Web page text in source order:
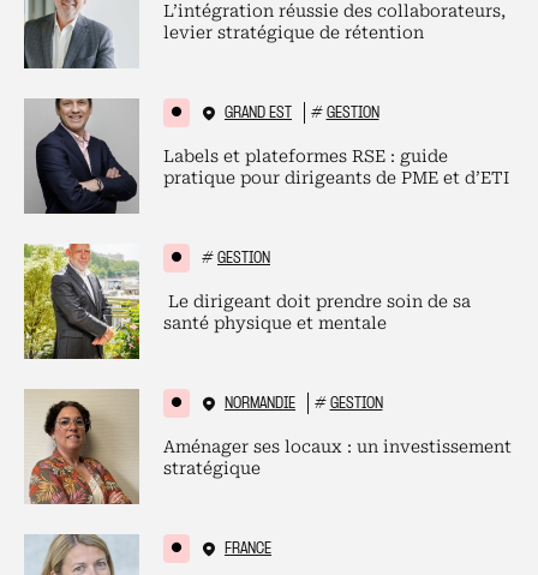
L’intégration réussie des collaborateurs,
levier stratégique de rétention
GRAND EST # GESTION
Labels et plateformes RSE : guide
pratique pour dirigeants de PME et d’ETI
# GESTION
Le dirigeant doit prendre soin de sa
santé physique et mentale
NORMANDIE # GESTION
Aménager ses locaux : un investissement
stratégique
FRANCE